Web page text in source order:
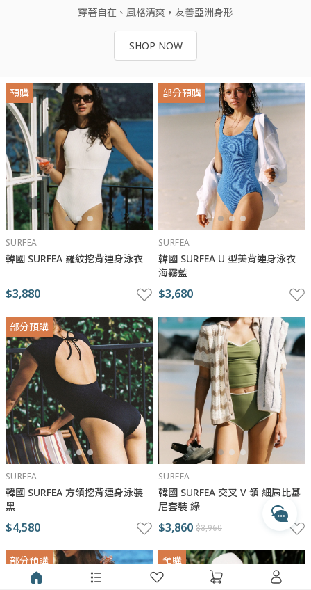
穿著自在、風格清爽，友善亞洲身形
SHOP NOW
預購
SURFEA
韓國 SURFEA 羅紋挖背連身泳衣
$3,880
部分預購
SURFEA
韓國 SURFEA U 型美背連身泳衣
海霧藍
$3,680
部分預購
SURFEA
韓國 SURFEA 方領挖背連身泳裝
黑
$4,580
SURFEA
韓國 SURFEA 交叉 V 領 細肩比基
尼套裝 綠
$3,860 $3,960
部分預購 預購
與瑪黑對話
若有任何產品相關或訂單服務問題？
請透過以下管道來訊，我們將有專人回覆您。
開啟 LINE 對話
透過 Instagram 交談
專人服務時間
每週一至週五 10:00 - 17:30
收到訊息後，客服人員會於上述時間依序為您處理